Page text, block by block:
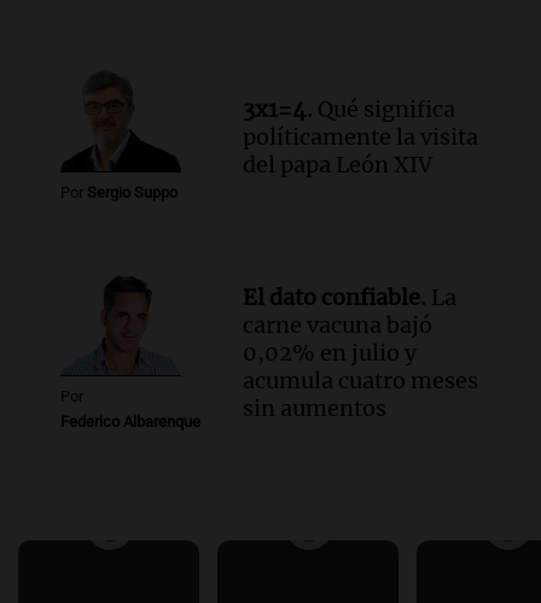
Por Sergio Suppo
3x1=4. Qué significa
políticamente la visita
del papa León XIV
Por
Federico Albarenque
El dato confiable. La
carne vacuna bajó
0,02% en julio y
acumula cuatro meses
sin aumentos